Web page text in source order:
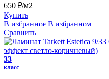
650 ₽/м2
Купить
В избранное В избранном
Сравнить
33
класс